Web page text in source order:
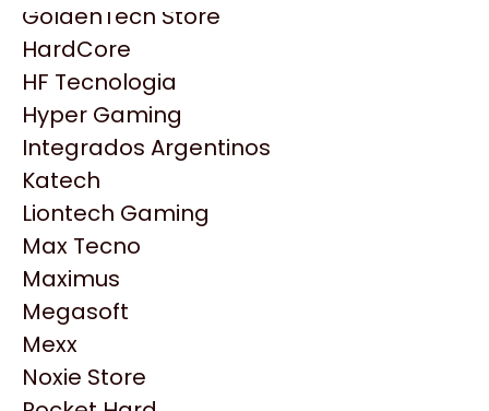
HP
HyperX
INNO3D
Intel
Kingston
Lenovo
Logitech
MSI
NVIDIA GeForce
NZXT
PNY
Palit
GoldenTech Store
HardCore
HF Tecnologia
Hyper Gaming
Integrados Argentinos
Katech
Liontech Gaming
Max Tecno
Maximus
Megasoft
Mexx
Noxie Store
Productos